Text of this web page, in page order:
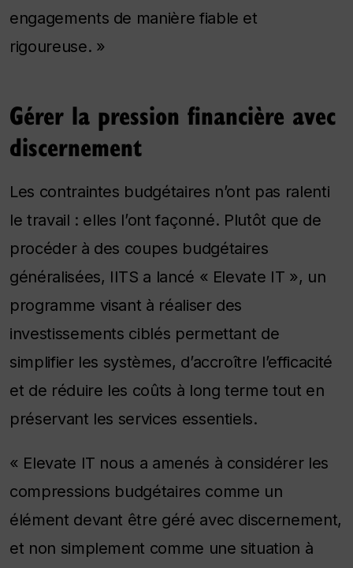
engagements de manière fiable et
rigoureuse. »
Gérer la pression financière avec
discernement
Les contraintes budgétaires n’ont pas ralenti
le travail : elles l’ont façonné. Plutôt que de
procéder à des coupes budgétaires
généralisées, IITS a lancé « Elevate IT », un
programme visant à réaliser des
investissements ciblés permettant de
simplifier les systèmes, d’accroître l’efficacité
et de réduire les coûts à long terme tout en
préservant les services essentiels.
« Elevate IT nous a amenés à considérer les
compressions budgétaires comme un
élément devant être géré avec discernement,
et non simplement comme une situation à